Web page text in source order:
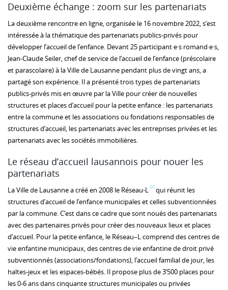
Deuxième échange : zoom sur les partenariats
La deuxième rencontre en ligne, organisée le 16 novembre 2022, s’est
intéressée à la thématique des partenariats publics-privés pour
développer l’accueil de l’enfance. Devant 25 participant·e·s romand·e·s,
Jean-Claude Seiler, chef de service de l’accueil de l’enfance (préscolaire
et parascolaire) à la Ville de Lausanne pendant plus de vingt ans, a
partagé son expérience. Il a présenté trois types de partenariats
publics-privés mis en œuvre par la Ville pour créer de nouvelles
structures et places d’accueil pour la petite enfance : les partenariats
entre la commune et les associations ou fondations responsables de
structures d’accueil, les partenariats avec les entreprises privées et les
partenariats avec les sociétés immobilières.
Le réseau d’accueil lausannois pour nouer les
partenariats
La Ville de Lausanne a créé en 2008 le Réseau-L [2] qui réunit les
structures d’accueil de l’enfance municipales et celles subventionnées
par la commune. C’est dans ce cadre que sont noués des partenariats
avec des partenaires privés pour créer des nouveaux lieux et places
d’accueil. Pour la petite enfance, le Réseau–L comprend des centres de
vie enfantine municipaux, des centres de vie enfantine de droit privé
subventionnés (associations/fondations), l’accueil familial de jour, les
haltes-jeux et les espaces-bébés. Il propose plus de 3’500 places pour
les 0-6 ans dans cinquante structures municipales ou privées